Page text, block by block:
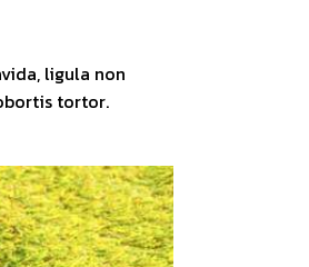
ligula non
tortor.